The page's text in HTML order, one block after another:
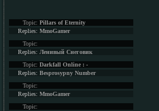
Topic: Pillars of Eternity
Replies: MmoGamer
Topic:
Replies: Ленивый Снеговик
Topic: Darkfall Online : -
Replies: Besprosypny Number
Topic:
Replies: MmoGamer
Topic: